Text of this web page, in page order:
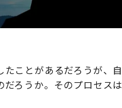
たことがあるだろうが、
ろうか。そのプロセス